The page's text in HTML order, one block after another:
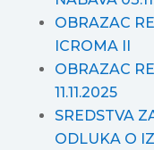
OBRAZAC
ICROMA II
OBRAZAC
11.11.2025
SREDSTVA
ODLUKA O